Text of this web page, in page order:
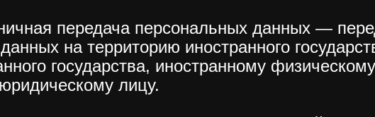
передача персональных данных —
на территорию иностранного
государства, иностранному
лицу.